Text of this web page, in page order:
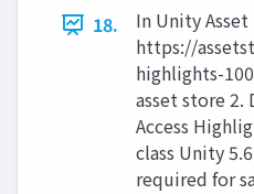
18.
In Unity
https://
highlights-
asset store
Access
class Unity
required for